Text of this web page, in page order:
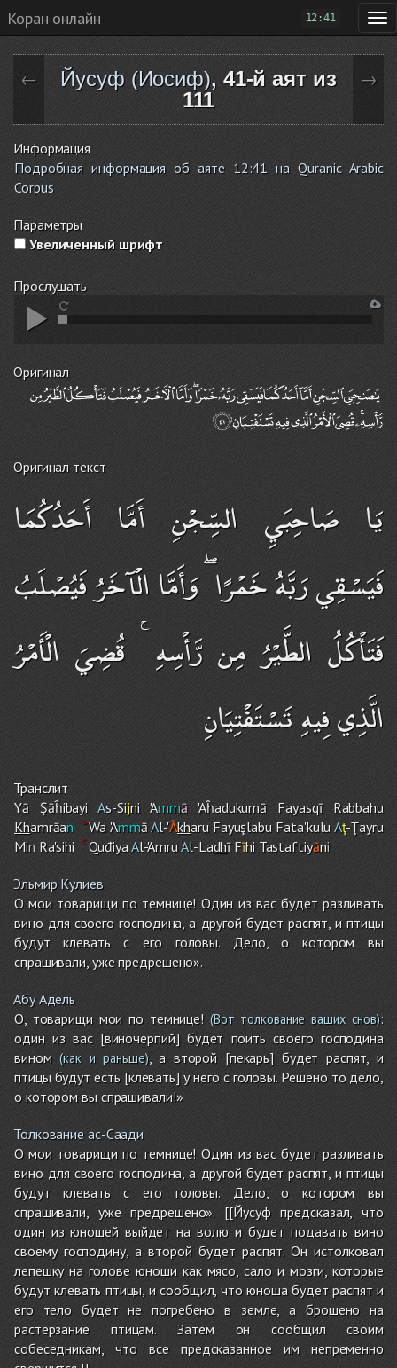
Коран онлайн 12:41
← Йусуф (Иосиф), 41-й аят из
111
→
Информация
Подробная информация об аяте 12:41 на Quranic Arabic
Corpus
Параметры
Увеличенный шрифт
Прослушать
Оригинал
Оригинал текст
يَا صَاحِبَيِ السِّجْنِ أَمَّا أَحَدُكُمَا
فَيَسْقِي رَبَّهُ خَمْرًا ۖ وَأَمَّا الْآخَرُ فَيُصْلَبُ
فَتَأْكُلُ الطَّيْرُ مِن رَّأْسِهِ ۚ قُضِيَ الْأَمْرُ
الَّذِي فِيهِ تَسْتَفْتِيَانِ
Транслит
Yā Şāĥibayi As-Sijni 'Ammā 'Aĥadukumā Fayasqī Rabbahu
Khamrāan Wa 'AmmāAl-'Ākharu Fayuşlabu Fata'kulu Aţ-Ţayru
MinRa'sihi QuđiyaAl-'AmruAl-Ladhī FīhiTastaftiyāni
Эльмир Кулиев
О мои товарищи по темнице! Один из вас будет разливать
вино для своего господина, а другой будет распят, и птицы
будут клевать с его головы. Дело, о котором вы
спрашивали, уже предрешено».
Абу Адель
О, товарищи мои по темнице! (Вот толкование ваших снов):
один из вас [виночерпий] будет поить своего господина
вином(как и раньше), а второй [пекарь] будет распят, и
птицы будут есть [клевать] у него с головы. Решено то дело,
о котором вы спрашивали!»
Толкование ас-Саади
О мои товарищи по темнице! Один из вас будет разливать
вино для своего господина, а другой будет распят, и птицы
будут клевать с его головы. Дело, о котором вы
спрашивали, уже предрешено». [[Йусуф предсказал, что
один из юношей выйдет на волю и будет подавать вино
своему господину, а второй будет распят. Он истолковал
лепешку на голове юноши как мясо, сало и мозги, которые
будут клевать птицы, и сообщил, что юноша будет распят и
его тело будет не погребено в земле, а брошено на
растерзание птицам. Затем он сообщил своим
собеседникам, что все предсказанное им непременно